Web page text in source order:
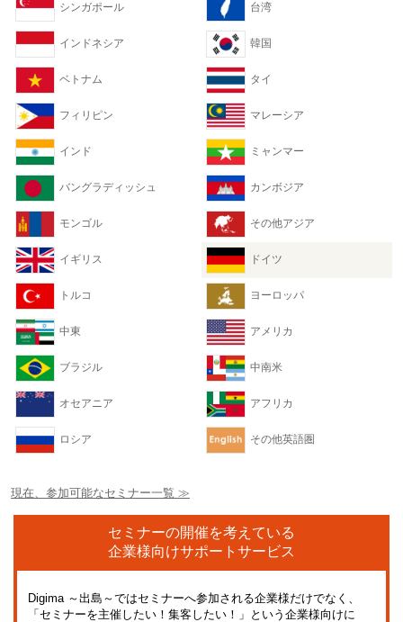
シンガポール 台湾
インドネシア 韓国
ベトナム タイ
フィリピン マレーシア
インド ミャンマー
バングラディッシュ カンボジア
モンゴル その他アジア
イギリス ドイツ
トルコ ヨーロッパ
中東 アメリカ
ブラジル 中南米
オセアニア アフリカ
ロシア その他英語圏
現在、参加可能なセミナー一覧 ≫
セミナーの開催を考えている
企業様向けサポートサービス
Digima ～出島～ではセミナーへ参加される企業様だけでなく、
「セミナーを主催したい！集客したい！」という企業様向けに